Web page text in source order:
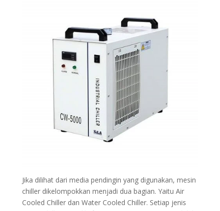
Jika dilihat dari media pendingin yang digunakan, mesin
chiller dikelompokkan menjadi dua bagian. Yaitu Air
Cooled Chiller dan Water Cooled Chiller. Setiap jenis